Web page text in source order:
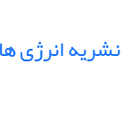
نشریه انرژی